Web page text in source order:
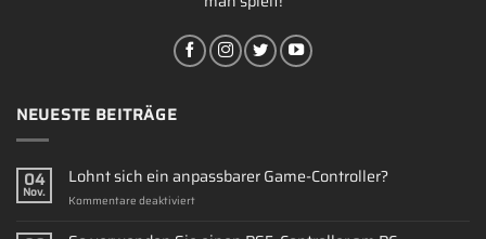
NEUESTE BEITRÄGE
04
Nov.
Lohnt sich ein anpassbarer Game-Controller?
Kommentare deaktiviertfür
sich